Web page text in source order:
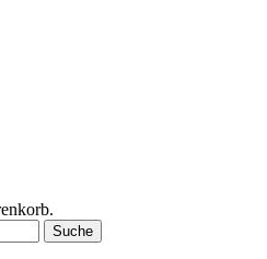
Suche